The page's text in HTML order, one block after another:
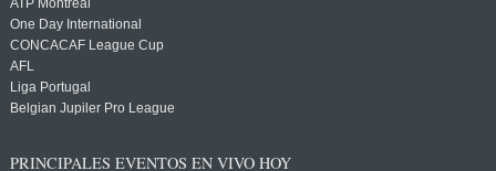
ATP Montreal
One Day International
CONCACAF League Cup
AFL
Liga Portugal
Belgian Jupiler Pro League
PRINCIPALES EVENTOS EN VIVO HOY